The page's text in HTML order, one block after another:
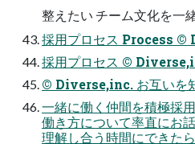
整えたい チーム文化を一
採用プロセス Process
採用プロセス ©︎
©︎ Diverse,inc. お互いを
一緒に働く仲間を積極採
働き方について率直にお
理解し合う時間にできた